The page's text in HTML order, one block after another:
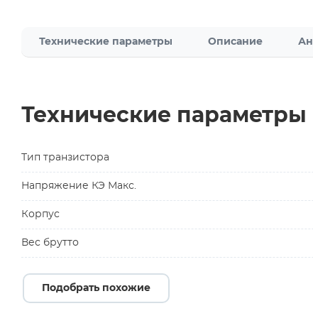
Технические параметры Описание
Технические параметры
Тип транзистора
Напряжение КЭ Макс.
Корпус
Вес брутто
Подобрать похожие